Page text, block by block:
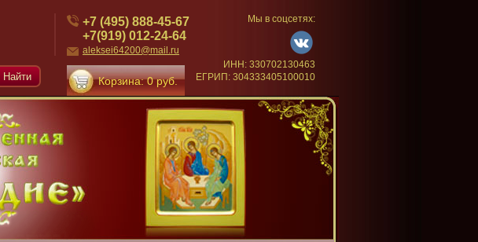
+7 (495) 888-45-67
+7(919) 012-24-64
aleksei64200@mail.ru
Корзина: 0 руб.
Мы в соцсетях:
ИНН: 330702130463
ЕГРИП: 304333405100010
Найти